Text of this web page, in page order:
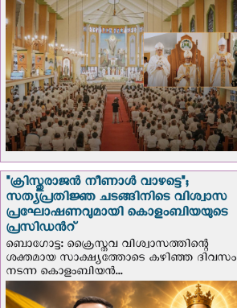
"ക്രിസ്തുരാജന്‍ നീണാള്‍ വാഴട്ടെ";
സത്യപ്രതിജ്ഞ ചടങ്ങിനിടെ വിശ്വാസ
പ്രഘോഷണവുമായി കൊളംബിയയുടെ
പ്രസിഡന്‍റ്
ബൊഗോട്ട: ക്രൈസ്തവ വിശ്വാസത്തിന്റെ
ശക്തമായ സാക്ഷ്യത്തോടെ കഴിഞ്ഞ ദിവസം
നടന്ന കൊളംബിയന്‍...